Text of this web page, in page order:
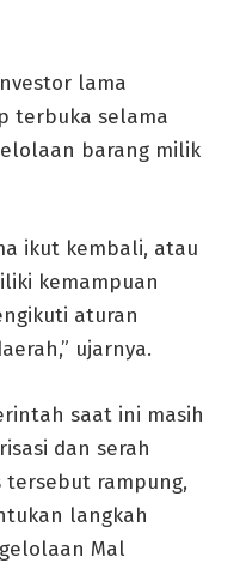
lama
terbuka selama
barang milik
ikut kembali, atau
kemampuan
aturan
ujarnya.
saat ini masih
dan serah
rampung,
langkah
Mal